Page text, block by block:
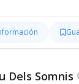
Dels Somnis